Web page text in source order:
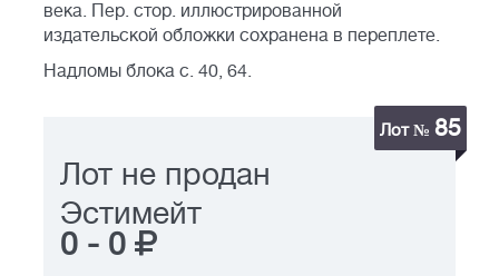
века. Пер. стор. иллюстрированной
издательской обложки сохранена в переплете.
Надломы блока с. 40, 64.
Лот № 85
Лот не продан
Эстимейт
0 - 0